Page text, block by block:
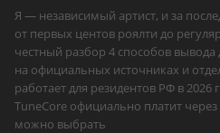
Я — независимый артист, и за
от первых центов роялти до
честный разбор 4 способов вывода
на официальных источниках и
работает для резидентов РФ в
TuneCore официально платит
можно выбрать